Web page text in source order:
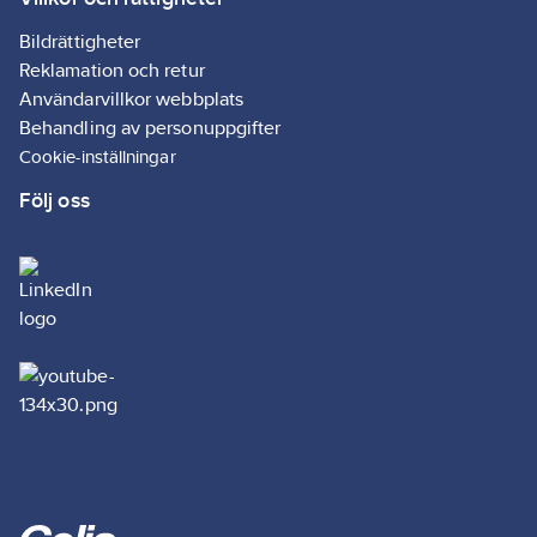
och golv.
Artikelnr: 5003190471
Ean
artikelnr:
5414195052716
Ägarens
artikelnr:
319047
Bildrättigheter
Reklamation och retur
Användarvillkor webbplats
Behandling av personuppgifter
Cookie-inställningar
Följ oss